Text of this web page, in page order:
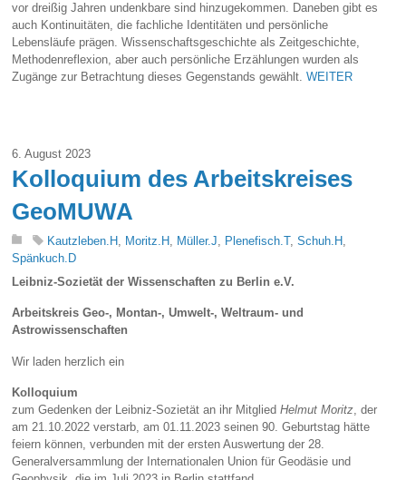
vor dreißig Jahren undenkbare sind hinzugekommen. Daneben gibt es
auch Kontinuitäten, die fachliche Identitäten und persönliche
Lebensläufe prägen. Wissenschaftsgeschichte als Zeitgeschichte,
Methodenreflexion, aber auch persönliche Erzählungen wurden als
Zugänge zur Betrachtung dieses Gegenstands gewählt.WEITER
6. August 2023
Kolloquium des Arbeitskreises
GeoMUWA
Kautzleben.H Moritz.H Müller.J Plenefisch.T,Schuh.H
Spänkuch.D
Leibniz-Sozietät der Wissenschaften zu Berlin e.V.
Arbeitskreis Geo-, Montan-, Umwelt-, Weltraum- und
Astrowissenschaften
Wir laden herzlich ein
Kolloquium
zum Gedenken der Leibniz-Sozietät an ihr MitgliedHelmut Moritz, der
am 21.10.2022 verstarb, am 01.11.2023 seinen 90. Geburtstag hätte
feiern können, verbunden mit der ersten Auswertung der 28.
Generalversammlung der Internationalen Union für Geodäsie und